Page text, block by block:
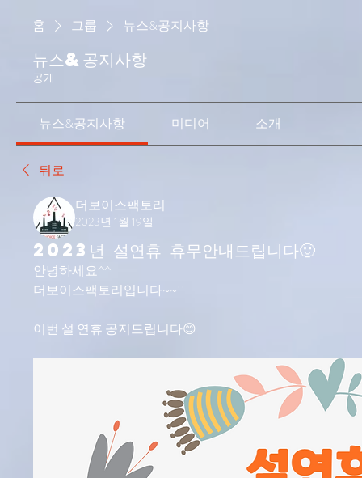
홈 그룹 뉴스&공지사항
뉴스&공지사항
공개
뉴스&공지사항 미디어 소개
뒤로
더보이스팩토리
2023년 1월 19일
2023년 설연휴 휴무안내드립니다🙂
안녕하세요^^
더보이스팩토리입니다~~!!
이번 설 연휴 공지드립니다😊